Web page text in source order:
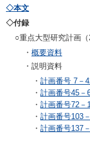
◇本文
◇付録
○重点大型研究計画（
・ 概要資料
・説明資料
・ 計画番号 7－
・ 計画番号45－
・ 計画番号72－
・ 計画番号103
・ 計画番号137